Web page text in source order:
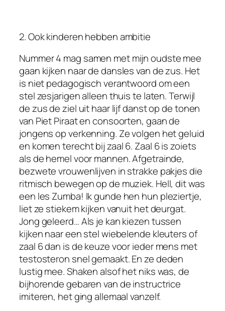
2. Ook kinderen hebben ambitie
Nummer 4 mag samen met mijn oudste mee
gaan kijken naar de dansles van de zus. Het
is niet pedagogisch verantwoord om een
stel zesjarigen alleen thuis te laten. Terwijl
de zus de ziel uit haar lijf danst op de tonen
van Piet Piraat en consoorten, gaan de
jongens op verkenning. Ze volgen het geluid
en komen terecht bij zaal 6. Zaal 6 is zoiets
als de hemel voor mannen. Afgetrainde,
bezwete vrouwenlijven in strakke pakjes die
ritmisch bewegen op de muziek. Hell, dit was
een les Zumba! Ik gunde hen hun pleziertje,
liet ze stiekem kijken vanuit het deurgat.
Jong geleerd… Als je kan kiezen tussen
kijken naar een stel wiebelende kleuters of
zaal 6 dan is de keuze voor ieder mens met
testosteron snel gemaakt. En ze deden
lustig mee. Shaken alsof het niks was, de
bijhorende gebaren van de instructrice
imiteren, het ging allemaal vanzelf.